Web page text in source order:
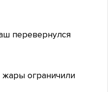
перевернулся
жары ограничили